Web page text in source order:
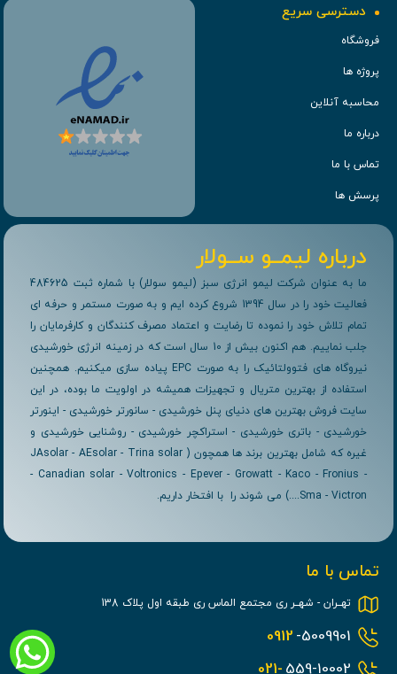
دسترسی سریع
فروشگاه
پروژه ها
محاسبه آنلاین
درباره ما
تماس با ما
پرسش ها
درباره لیمــو ســولار
ما به عنوان شرکت لیمو انرژی سبز (لیمو سولار) با شماره ثبت 484625
فعالیت خود را در سال 1394 شروع کرده ایم و به صورت مستمر و حرفه ای
تمام تلاش خود را نموده تا رضایت و اعتماد مصرف کنندگان و کارفرمایان را
جلب نماییم. هم اکنون بیش از 10 سال است که در زمینه انرژی خورشیدی
نیروگاه های فتوولتائیک را به صورت EPC پیاده سازی میکنیم. همچنین
استفاده از بهترین متریال و تجهیزات همیشه در اولویت ما بوده، در این
سایت فروش بهترین های دنیای پنل خورشیدی - سانورتر خورشیدی - اینورتر
خورشیدی - باتری خورشیدی - استراکچر خورشیدی - روشنایی خورشیدی و
غیره که شامل بهترین برند ها همچون ( JAsolar - AEsolar - Trina solar
- Canadian solar - Voltronics - Epever - Growatt - Kaco - Fronius -
Sma - Victron....) می شوند را با افتخار داریم.
تماس با ما
تهــران - شهــر ری مجتمع الماس ری طبقه اول پلاک 138
0912 -5009901